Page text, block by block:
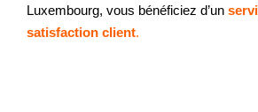
Luxembourg, vous bénéficiez d’un
satisfaction client.